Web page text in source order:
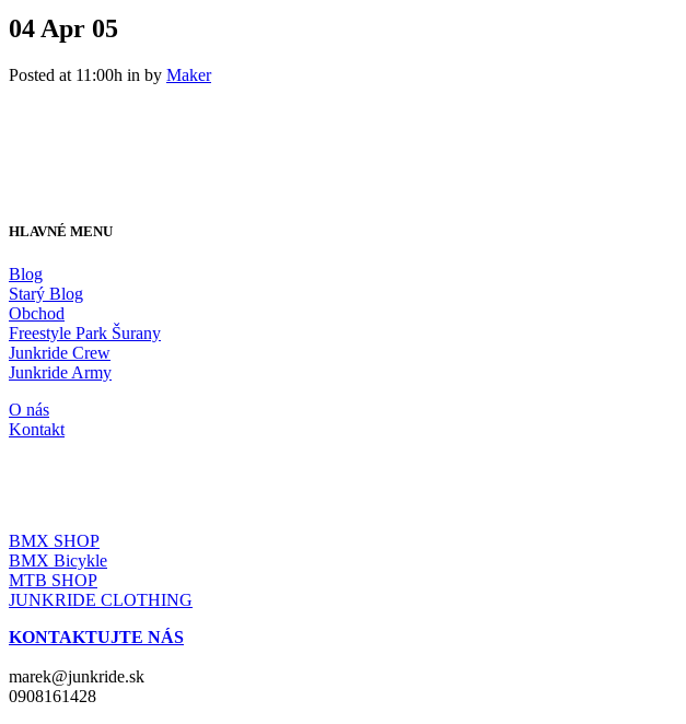
04 Apr 05
Posted at 11:00h in by Maker
HLAVNÉ MENU
Blog
Starý Blog
Obchod
Freestyle Park Šurany
Junkride Crew
Junkride Army
O nás
Kontakt
BMX SHOP
BMX Bicykle
MTB SHOP
JUNKRIDE CLOTHING
KONTAKTUJTE NÁS
marek@junkride.sk
0908161428